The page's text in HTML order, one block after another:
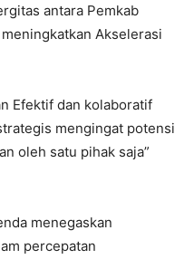
antara Pemkab
Akselerasi
Efektif dan kolaboratif
mengingat potensi
oleh satu pihak saja”
menegaskan
percepatan